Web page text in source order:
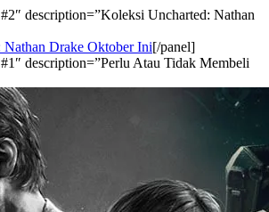
description=”Koleksi Uncharted: Nathan
[/panel]
description=”Perlu Atau Tidak Membeli